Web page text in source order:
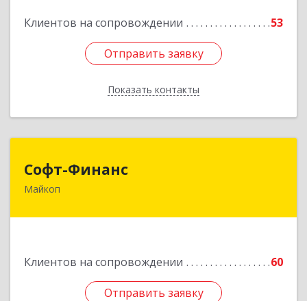
Клиентов на сопровождении 53
Отправить заявку
Показать контакты
Отправить заявку
Назад
Софт-Финанс
Майкоп
Клиентов на сопровождении 60
Отправить заявку
385006, Адыгея Респ, Майкоп г, Калинина ул,
Отправить заявку